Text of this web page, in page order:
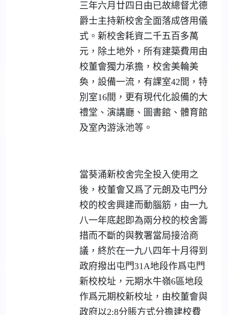
三年六月廿四日由已故總督尤德
爵士主持新校舍全面落成啓用儀
式。新校舍耗資二千五百多萬
元，除土地外，所有建築費用由
校董會獨力承擔，校舍美輪美
奐，設備一流，有課室42間，特
別室16間，更有現代化設備的大
禮堂、演講廳、圖書館、體育館
及室內游泳池等。
當葵涌新校舍完全投入使用之
後，校董會又爲了元朗及屯門分
校的校舍興建而動腦筋，由一九
八一年底起即為兩分校的校舍籌
措而不斷的與教署當局接洽商
議，終於在一九八四年十月得到
政府撥出屯門31A地段作爲屯門
新校校址，元期水牛嶺6區地段
作爲元期校新校址，由校董會與
政府以2:8分賬方式分擔建校費